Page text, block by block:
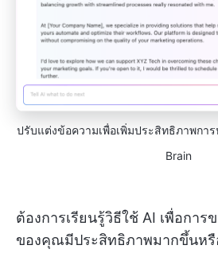
ปรับแต่งข้อความเพื่อเพิ่มประสิทธิภาพกา
Brain
ต้องการเรียนรู้วิธีใช้ AI เพื่อการ
ของคุณมีประสิทธิภาพมากขึ้นหรื